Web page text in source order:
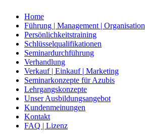
Home
Führung | Management | Organisation
Persönlichkeitstraining
Schlüsselqualifikationen
Seminardurchführung
Verhandlung
Verkauf | Einkauf | Marketing
Seminarkonzepte für Azubis
Lehrgangskonzepte
Unser Ausbildungsangebot
Kundenmeinungen
Kontakt
FAQ | Lizenz